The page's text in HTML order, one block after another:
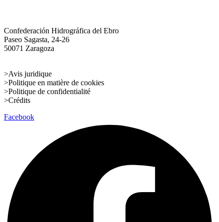
Confederación Hidrográfica del Ebro
Paseo Sagasta, 24-26
50071 Zaragoza
>Avis juridique
>Politique en matière de cookies
>Politique de confidentialité
>Crédits
Facebook